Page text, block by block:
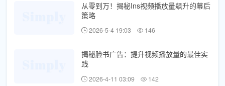
从零到万！揭秘Ins视频播放量飙升的幕后
策略
2026-5-4 19:03 146
揭秘脸书广告：提升视频播放量的最佳实
践
2026-4-11 03:09 142